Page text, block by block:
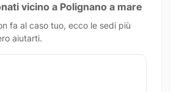
vicino a Polignano a mare
fa al caso tuo, ecco le sedi più
aiutarti.